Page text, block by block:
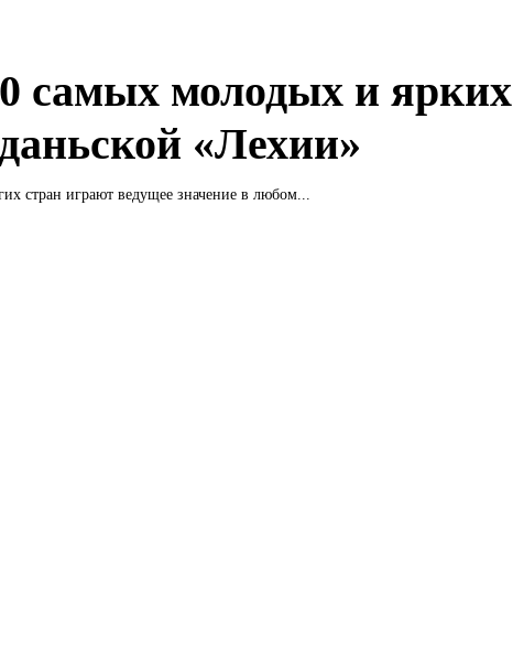
самых молодых и ярких
«Лехии»
стран играют ведущее значение в любом...